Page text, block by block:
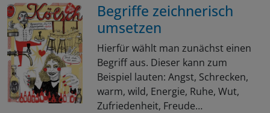
Begriffe zeichnerisch
umsetzen
Hierfür wählt man zunächst einen
Begriff aus. Dieser kann zum
Beispiel lauten: Angst, Schrecken,
warm, wild, Energie, Ruhe, Wut,
Zufriedenheit, Freude…